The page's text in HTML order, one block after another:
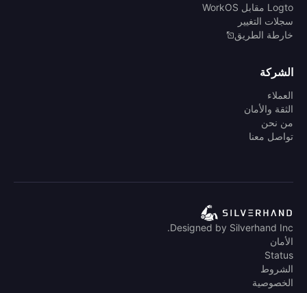
Logto مقابل WorkOS
سجلات التغيير
خارطة الطريق
الشركة
العملاء
الثقة والأمان
من نحن
تواصل معنا
Designed by Silverhand Inc.
الأمان
Status
الشروط
الخصوصية